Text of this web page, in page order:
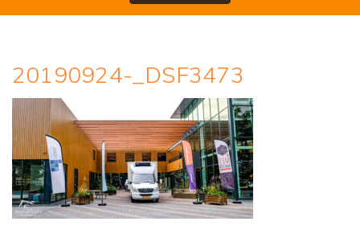
20190924-_DSF3473